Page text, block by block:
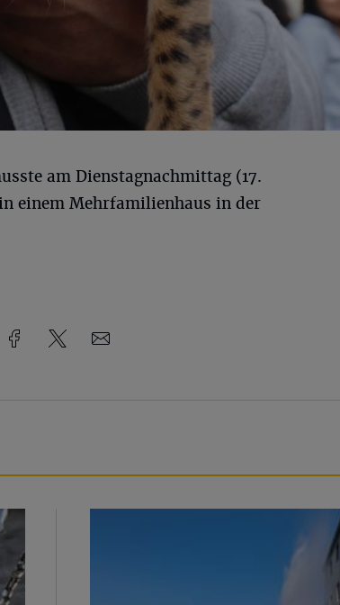
am Dienstagnachmittag (17.
einem Mehrfamilienhaus in der